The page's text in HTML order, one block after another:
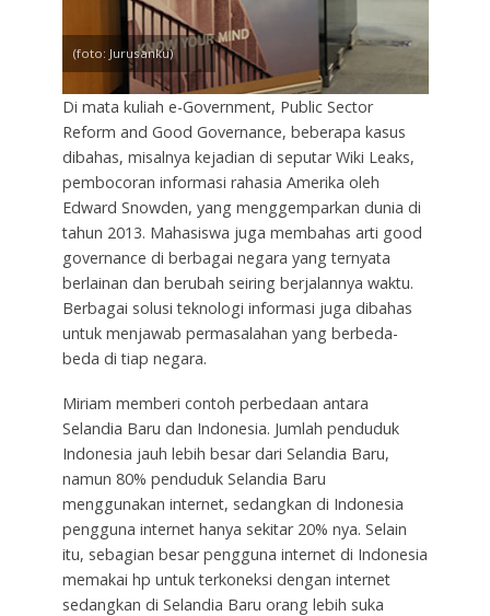
(foto: Jurusanku)
Di mata kuliah e-Government, Public Sector
Reform and Good Governance, beberapa kasus
dibahas, misalnya kejadian di seputar Wiki Leaks,
pembocoran informasi rahasia Amerika oleh
Edward Snowden, yang menggemparkan dunia di
tahun 2013. Mahasiswa juga membahas arti good
governance di berbagai negara yang ternyata
berlainan dan berubah seiring berjalannya waktu.
Berbagai solusi teknologi informasi juga dibahas
untuk menjawab permasalahan yang berbeda-
beda di tiap negara.
Miriam memberi contoh perbedaan antara
Selandia Baru dan Indonesia. Jumlah penduduk
Indonesia jauh lebih besar dari Selandia Baru,
namun 80% penduduk Selandia Baru
menggunakan internet, sedangkan di Indonesia
pengguna internet hanya sekitar 20% nya. Selain
itu, sebagian besar pengguna internet di Indonesia
memakai hp untuk terkoneksi dengan internet
sedangkan di Selandia Baru orang lebih suka